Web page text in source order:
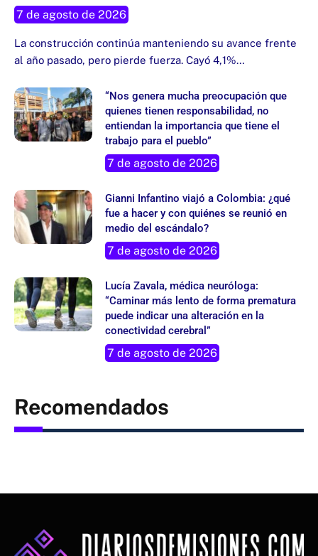
7 de agosto de 2026
La construcción continúa manteniendo su avance frente
al año pasado, pero pierde fuerza. Cayó 4,1%…
“Nos genera mucha preocupación que
quienes tienen responsabilidad, no
entiendan la importancia que tiene el
trabajo para el pueblo”
7 de agosto de 2026
Gianni Infantino viajó a Colombia: ¿qué
fue a hacer y con quiénes se reunió en
medio del escándalo?
7 de agosto de 2026
Lucía Zavala, médica neuróloga:
“Caminar más lento de forma prematura
puede indicar una alteración en la
conectividad cerebral”
7 de agosto de 2026
Recomendados